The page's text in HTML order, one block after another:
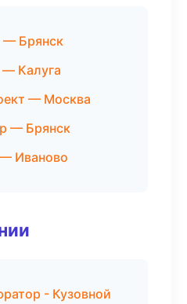
Брянск
Калуга
— Москва
— Брянск
Иваново
- Кузовной